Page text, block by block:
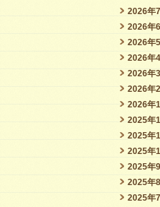
2026年
2026年
2026年
2026年
2026年
2026年
2026年
2025年
2025年
2025年
2025年
2025年
2025年